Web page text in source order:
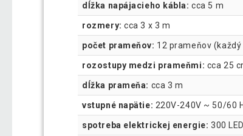
dĺžka napájacieho kábla: cca 5 m
rozmery: cca 3 x 3 m
počet prameňov: 12 prameňov (každý
rozostupy medzi prameňmi: cca 25
dĺžka prameňa: cca 3 m
vstupné napätie: 220V-240V ~ 50/60
spotreba elektrickej energie: 300